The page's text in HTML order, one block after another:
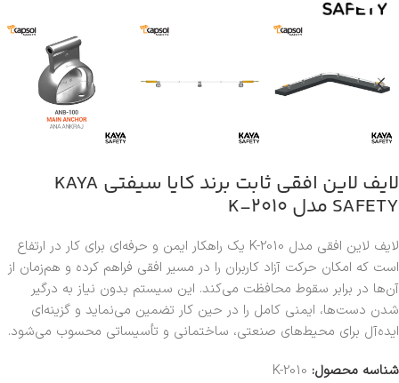
لایف لاین افقی ثابت برند کایا سیفتی KAYA
SAFETY مدل K-2010
لایف لاین افقی مدل K-2010 یک راهکار ایمن و حرفه‌ای برای کار در ارتفاع
است که امکان حرکت آزاد کاربران را در مسیر افقی فراهم کرده و هم‌زمان از
آن‌ها در برابر سقوط محافظت می‌کند. این سیستم بدون نیاز به درگیر
شدن دست‌ها، ایمنی کامل را در حین کار تضمین می‌نماید و گزینه‌ای
ایده‌آل برای محیط‌های صنعتی، ساختمانی و تأسیساتی محسوب می‌شود.
شناسه محصول: K-2010